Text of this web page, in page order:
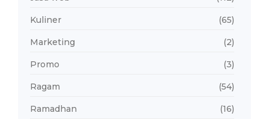
Kuliner (65)
Marketing (2)
Promo (3)
Ragam (54)
Ramadhan (16)